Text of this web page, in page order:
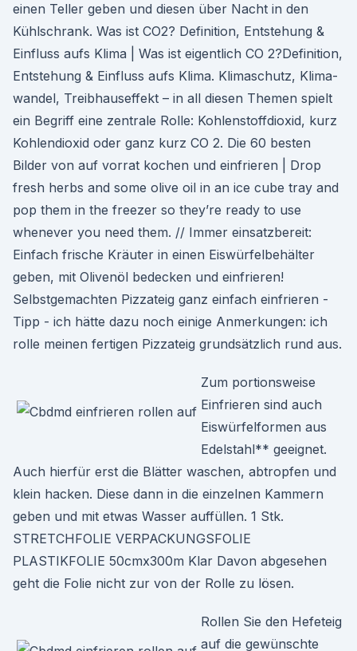
einen Teller geben und diesen über Nacht in den
Kühlschrank. Was ist CO2? Definition, Entstehung &
Einfluss aufs Klima | Was ist eigentlich CO 2?Definition,
Entstehung & Einfluss aufs Klima. Klima­schutz, Klima­
wandel, Treibhaus­effekt – in all diesen Themen spielt
ein Begriff eine zentrale Rolle: Kohlen­stoff­dioxid, kurz
Kohlen­dioxid oder ganz kurz CO 2. Die 60 besten
Bilder von auf vorrat kochen und einfrieren | Drop
fresh herbs and some olive oil in an ice cube tray and
pop them in the freezer so they’re ready to use
whenever you need them. // Immer einsatzbereit:
Einfach frische Kräuter in einen Eiswürfelbehälter
geben, mit Olivenöl bedecken und einfrieren!
Selbstgemachten Pizzateig ganz einfach einfrieren -
Tipp - ich hätte dazu noch einige Anmerkungen: ich
rolle meinen fertigen Pizzateig grundsätzlich rund aus.
Zum portionsweise
Einfrieren sind auch
Eiswürfelformen aus
Edelstahl** geeignet.
Auch hierfür erst die Blätter waschen, abtropfen und
klein hacken. Diese dann in die einzelnen Kammern
geben und mit etwas Wasser auffüllen. 1 Stk.
STRETCHFOLIE VERPACKUNGSFOLIE
PLASTIKFOLIE 50cmx300m Klar Davon abgesehen
geht die Folie nicht zur von der Rolle zu lösen.
Rollen Sie den Hefeteig
auf die gewünschte